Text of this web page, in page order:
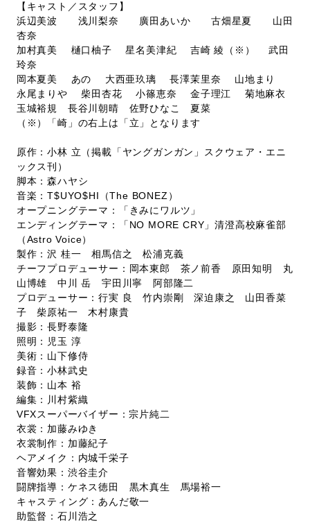
【キャスト／スタッフ】
浜辺美波 浅川梨奈 廣田あいか 古畑星夏 山田
杏奈
加村真美 樋口柚子 星名美津紀 吉崎 綾（※） 武田
玲奈
岡本夏美 あの 大西亜玖璃 長澤茉里奈 山地まり
永尾まりや 柴田杏花 小篠恵奈 金子理江 菊地麻衣
玉城裕規 長谷川朝晴 佐野ひなこ 夏菜
（※）「崎」の右上は「立」となります
原作：小林 立（掲載「ヤングガンガン」スクウェア・エニ
ックス刊）
脚本：森ハヤシ
音楽：T$UYO$HI（The BONEZ）
オープニングテーマ：「きみにワルツ」
エンディングテーマ：「NO MORE CRY」清澄高校麻雀部
（Astro Voice）
製作：沢 桂一 相馬信之 松浦克義
チーフプロデューサー：岡本東郎 茶ノ前香 原田知明 丸
山博雄 中川 岳 宇田川寧 阿部隆二
プロデューサー：行実 良 竹内崇剛 深迫康之 山田香菜
子 柴原祐一 木村康貴
撮影：長野泰隆
照明：児玉 淳
美術：山下修侍
録音：小林武史
装飾：山本 裕
編集：川村紫織
VFXスーパーバイザー：宗片純二
衣裳：加藤みゆき
衣裳制作：加藤紀子
ヘアメイク：内城千栄子
音響効果：渋谷圭介
闘牌指導：ケネス徳田 黒木真生 馬場裕一
キャスティング：あんだ敬一
助監督：石川浩之